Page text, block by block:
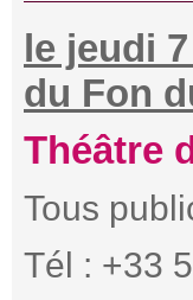
le jeudi
du Fon
Théâtre
Tous
Tél : +33